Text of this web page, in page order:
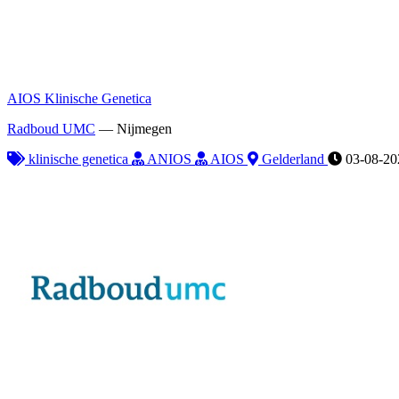
AIOS Klinische Genetica
Radboud UMC — Nijmegen
klinische genetica
ANIOS AIOS Gelderland 03-08-